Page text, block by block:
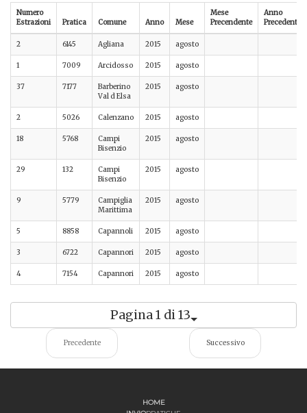
Numero
Estrazioni
Pratica Comune Anno Mese
Mese
Precendente
Anno
Precedente
2 6145 Agliana 2015 agosto
1 7009 Arcidosso 2015 agosto
37 7177
Barberino
Val d Elsa
2015 agosto
2 5026 Calenzano 2015 agosto
18 5768
Campi
Bisenzio
2015 agosto
29 132
Campi
Bisenzio
2015 agosto
9 5779
Campiglia
Marittima
2015 agosto
5 8858 Capannoli 2015 agosto
3 6722 Capannori 2015 agosto
4 7154 Capannori 2015 agosto
Pagina 1 di 13
Precedente Successivo
HOME